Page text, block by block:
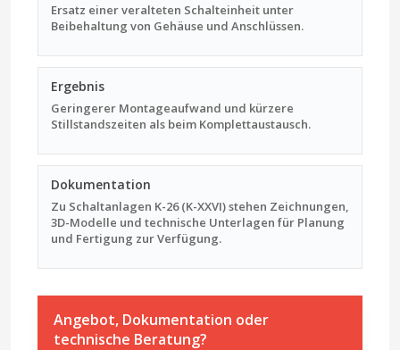
Ersatz einer veralteten Schalteinheit unter
Beibehaltung von Gehäuse und Anschlüssen.
Ergebnis
Geringerer Montageaufwand und kürzere
Stillstandszeiten als beim Komplettaustausch.
Dokumentation
Zu Schaltanlagen K-26 (K-XXVI) stehen Zeichnungen,
3D-Modelle und technische Unterlagen für Planung
und Fertigung zur Verfügung.
Angebot, Dokumentation oder
technische Beratung?